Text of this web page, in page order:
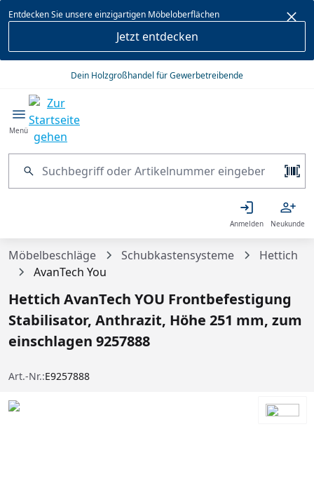
springen
Entdecken Sie unsere einzigartigen Möbeloberflächen
Jetzt entdecken
Dein Holzgroßhandel für Gewerbetreibende
Menü
Anmelden Neukunde
Möbelbeschläge Schubkastensysteme
Hettich
AvanTech You
Hettich AvanTech YOU Frontbefestigung
Stabilisator, Anthrazit, Höhe 251 mm, zum
einschlagen 9257888
Art.-Nr.:E9257888